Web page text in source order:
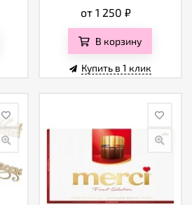
от 1 250₽
В корзину
Купить в 1 клик